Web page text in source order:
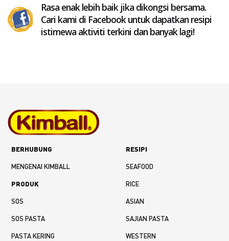
Rasa enak lebih baik jika dikongsi bersama.
Cari kami di Facebook untuk dapatkan resipi
istimewa aktiviti terkini dan banyak lagi!
BERHUBUNG
MENGENAI KIMBALL
PRODUK
SOS
SOS PASTA
PASTA KERING
RESIPI
SEAFOOD
RICE
ASIAN
SAJIAN PASTA
WESTERN